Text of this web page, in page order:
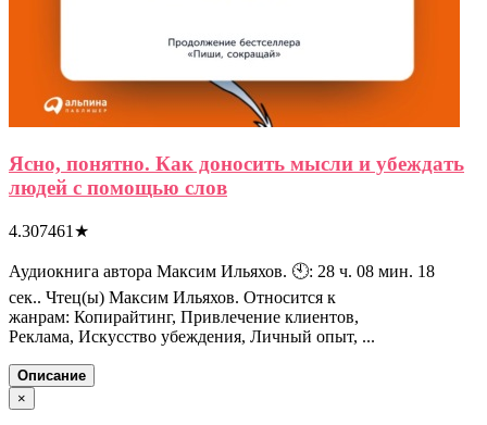
Ясно, понятно. Как доносить мысли и убеждать
людей с помощью слов
4.307461 ★
Аудиокнига автора Максим Ильяхов. 🕙: 28 ч. 08 мин. 18
сек.. Чтец(ы) Максим Ильяхов. Относится к
жанрам: Копирайтинг, Привлечение клиентов,
Реклама, Искусство убеждения, Личный опыт, ...
Описание
×